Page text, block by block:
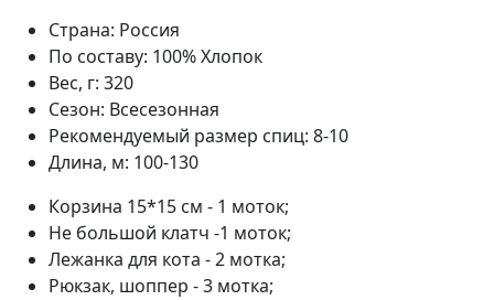
Страна: Россия
По составу: 100% Хлопок
Вес, г: 320
Сезон: Всесезонная
Рекомендуемый размер спиц: 8-10
Длина, м: 100-130
Корзина 15*15 см - 1 моток;
Не большой клатч -1 моток;
Лежанка для кота - 2 мотка;
Рюкзак, шоппер - 3 мотка;